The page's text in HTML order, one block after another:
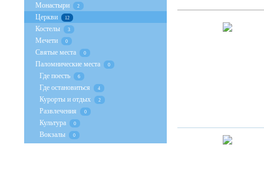
Монастыри 2
Церкви 12
Костелы 3
Мечети 0
Святые места 0
Паломнические места 0
Где поесть 6
Где остановиться 4
Курорты и отдых 2
Развлечения 0
Культура 0
Вокзалы 0